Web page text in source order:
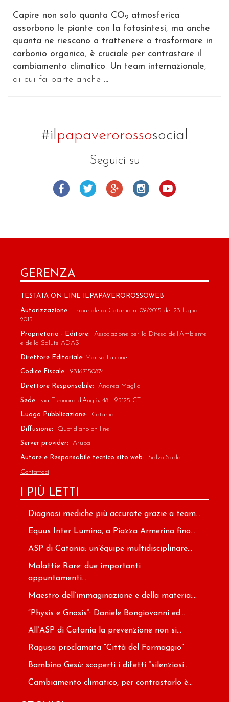
Capire non solo quanta CO2 atmosferica
assorbono le piante con la fotosintesi, ma anche
quanta ne riescono a trattenere o trasformare in
carbonio organico, è cruciale per contrastare il
cambiamento climatico. Un team internazionale,
di cui fa parte anche ...
#ilpapaverorossosocial
Seguici su
GERENZA
TESTATA ON LINE ILPAPAVEROROSSOWEB
Autorizzazione: Tribunale di Catania n. 09/2015 del 23 luglio
2015
Proprietario - Editore: Associazione per la Difesa dell'Ambiente
e della Salute ADAS
Direttore Editoriale: Marisa Falcone
Codice Fiscale: 93167150874
Direttore Responsabile: Andrea Maglia
Sede: via Eleonora d'Angiò, 48 - 95125 CT
Luogo Pubblicazione: Catania
Diffusione: Quotidiano on line
Server provider: Aruba
Autore e Responsabile tecnico sito web: Salvo Scala
Contattaci
I PIÙ LETTI
Diagnosi mediche più accurate grazie a team...
Equus Inter Lumina, a Piazza Armerina fino...
ASP di Catania: un’équipe multidisciplinare...
Malattie Rare: due importanti
appuntamenti...
Maestro dell’immaginazione e della materia:...
“Physis e Gnosis”: Daniele Bongiovanni ed...
All’ASP di Catania la prevenzione non si...
Ragusa proclamata “Città del Formaggio”
Bambino Gesù: scoperti i difetti “silenziosi...
Cambiamento climatico, per contrastarlo è...